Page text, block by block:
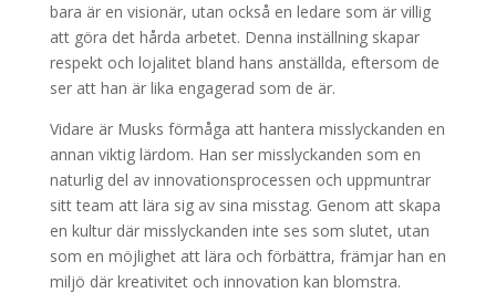
bara är en visionär, utan också en ledare som är villig
att göra det hårda arbetet. Denna inställning skapar
respekt och lojalitet bland hans anställda, eftersom de
ser att han är lika engagerad som de är.
Vidare är Musks förmåga att hantera misslyckanden en
annan viktig lärdom. Han ser misslyckanden som en
naturlig del av innovationsprocessen och uppmuntrar
sitt team att lära sig av sina misstag. Genom att skapa
en kultur där misslyckanden inte ses som slutet, utan
som en möjlighet att lära och förbättra, främjar han en
miljö där kreativitet och innovation kan blomstra.